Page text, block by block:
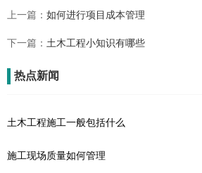
上一篇： 如何进行项目成本管理
下一篇： 土木工程小知识有哪些
热点新闻
土木工程施工一般包括什么
施工现场质量如何管理